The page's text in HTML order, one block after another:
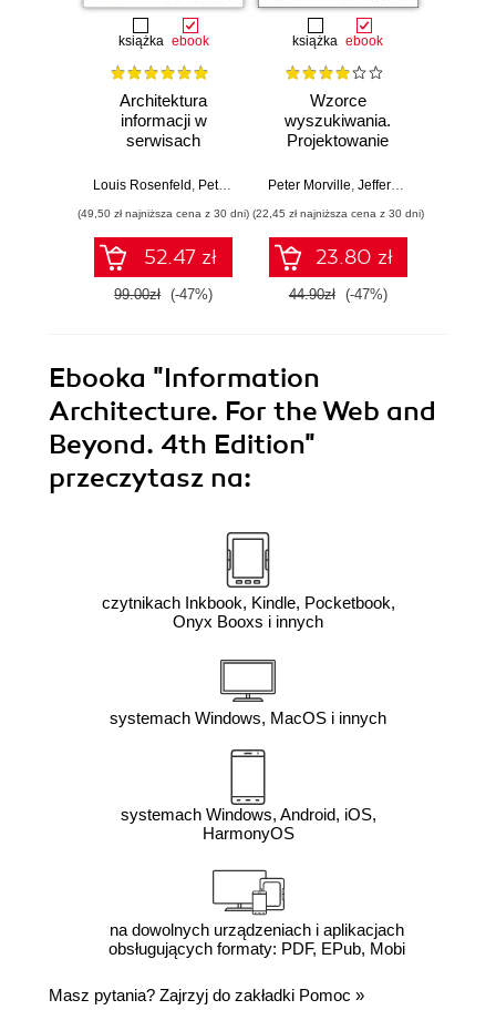
książka ebook
Architektura
informacji w
serwisach
tylko. Wydanie IV
Louis Rosenfeld Peter Morville ,Jorge Arango
(49,50 zł najniższa cena z 30 dni)
52.47 zł
99.00zł (-47%)
książka ebook
Wzorce
wyszukiwania.
Projektowanie
wyszukiwarek
Peter Morville Jeffery Callender
(22,45 zł najniższa cena z 30 dni)
23.80 zł
44.90zł (-47%)
Ebooka "Information
Architecture. For the Web and
Beyond. 4th Edition"
przeczytasz na:
czytnikach Inkbook, Kindle, Pocketbook,
Onyx Booxs i innych
systemach Windows, MacOS i innych
systemach Windows, Android, iOS,
HarmonyOS
na dowolnych urządzeniach i aplikacjach
obsługujących formaty: PDF, EPub, Mobi
Masz pytania? Zajrzyj do zakładki Pomoc »